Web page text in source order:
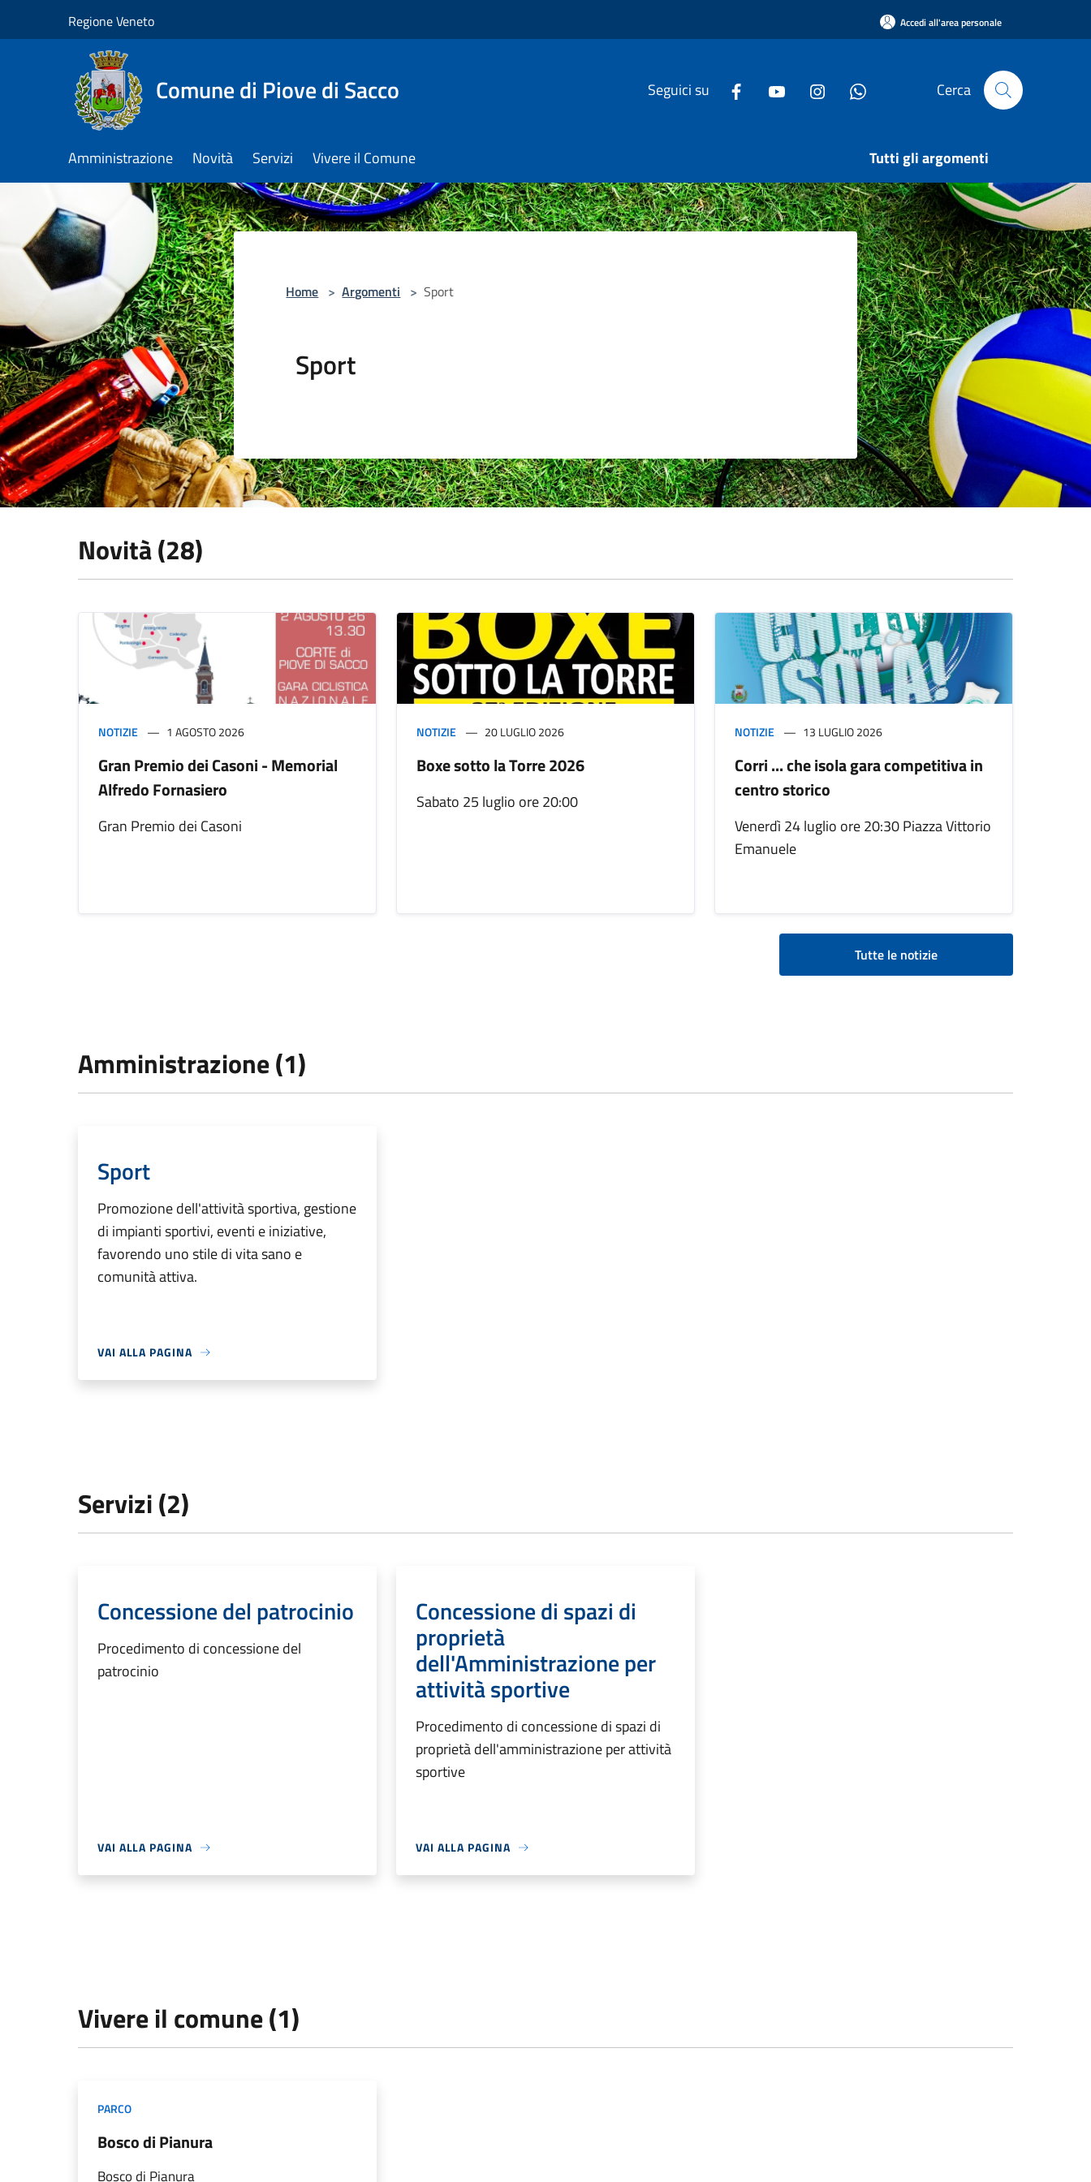
Regione Veneto Accedi all'area personale
Comune di Piove di Sacco Seguici su Cerca
Amministrazione Novità Servizi Vivere il Comune Tutti gli argomenti
Home > Argomenti > Sport
Sport
Novità (28)
NOTIZIE 1 AGOSTO 2026
Gran Premio dei Casoni - Memorial
Alfredo Fornasiero
Gran Premio dei Casoni
NOTIZIE 20 LUGLIO 2026
Boxe sotto la Torre 2026
Sabato 25 luglio ore 20:00
NOTIZIE 13 LUGLIO 2026
Corri ... che isola gara competitiva in
centro storico
Venerdì 24 luglio ore 20:30 Piazza Vittorio
Emanuele
Tutte le notizie
Amministrazione (1)
Sport
Promozione dell'attività sportiva, gestione
di impianti sportivi, eventi e iniziative,
favorendo uno stile di vita sano e
comunità attiva.
VAI ALLA PAGINA
Servizi (2)
Concessione del patrocinio
Procedimento di concessione del
patrocinio
VAI ALLA PAGINA
Concessione di spazi di
proprietà
dell'Amministrazione per
attività sportive
Procedimento di concessione di spazi di
proprietà dell'amministrazione per attività
sportive
VAI ALLA PAGINA
Vivere il comune (1)
PARCO
Bosco di Pianura
Bosco di Pianura